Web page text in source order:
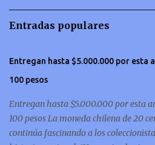
Entradas populares
Entregan hasta $5.000.000 por esta
100 pesos
Entregan hasta $5.000.000 por esta
100 pesos La moneda chilena de 20
continúa fascinando a los